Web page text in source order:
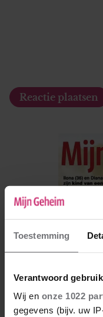
Toestemming
Verantwoord
Wij en onze 1022
gegevens (bijv. uw